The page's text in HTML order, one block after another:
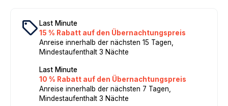
local_offer Last Minute
15 % Rabatt auf den Übernachtungspreis
Anreise innerhalb der nächsten 15 Tagen,
Mindestaufenthalt 3 Nächte
Last Minute
10 % Rabatt auf den Übernachtungspreis
Anreise innerhalb der nächsten 7 Tagen,
Mindestaufenthalt 3 Nächte